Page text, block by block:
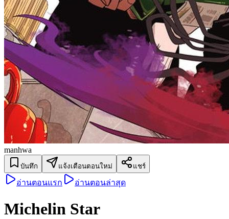
manhwa
บันทึก แจ้งเตือนตอนใหม่ แชร์
อ่านตอนแรก อ่านตอนล่าสุด
Michelin Star